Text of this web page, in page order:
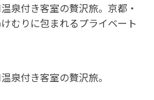
泉付き客室の贅沢旅。京都・
むりに包まれるプライベート
泉付き客室の贅沢旅。